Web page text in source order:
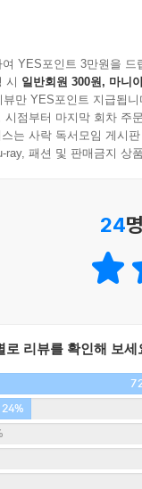
들어야 하는가?
것인가?
에 대하여 이야기하
물질과 에너지,
답하기 위하여 우
붙어 있었다는 결
라는 질문에서 그는
까워질수록 우주선
리라고 낙관했다.
을 것인가?’라는 질
적인 인간들이 지구
지적 생명체가 존재
‘우리는 우주를 식
YES포인트 3만원을 드
시 일반회원 300원, 마니
만 YES포인트 지급됩니
시점부터 마지막 회차 주
는 사락 독서모임 게시
ray, 패션 및 판매금지 상
24
로 리뷰를 확인해 보세
24%